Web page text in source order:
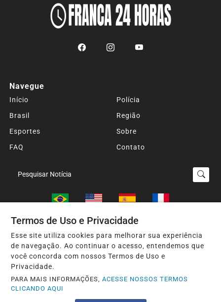
Navegue
Início
Polícia
Brasil
Região
Esportes
Sobre
FAQ
Contato
Pesquisar Notícia
Seu Site - Todos os direitos reservados.
Termos de Uso e Privacidade
Termos de Uso e Privacidade
Esse site utiliza cookies para melhorar sua experiência
de navegação. Ao continuar o acesso, entendemos que
você concorda com nossos Termos de Uso e
Privacidade.
PARA MAIS INFORMAÇÕES,ACESSE NOSSOS TERMOS
CLICANDO AQUI